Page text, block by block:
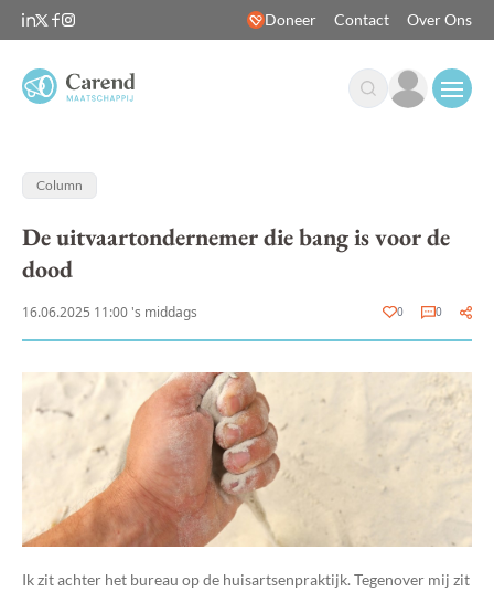
Doneer Contact Over Ons
Column
De uitvaartondernemer die bang is voor de
dood
16.06.2025 11:00 's middags 0 0
Ik zit achter het bureau op de huisartsenpraktijk. Tegenover mij zit